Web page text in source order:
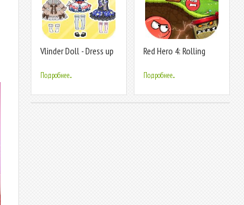
Vlinder Doll - Dress up
Creator
Подробнее...
Red Hero 4: Rolling
Подробнее...